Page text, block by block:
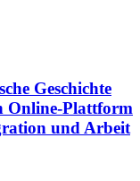
Geschichte
Online-Plattform
und Arbeit